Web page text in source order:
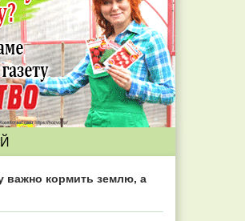
важно кормить землю, а